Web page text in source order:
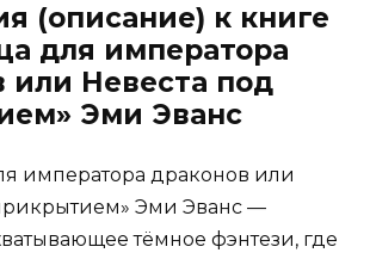
(описание) к книге
для императора
или Невеста под
Эми Эванс
императора драконов или
Эми Эванс —
тёмное фэнтези, где